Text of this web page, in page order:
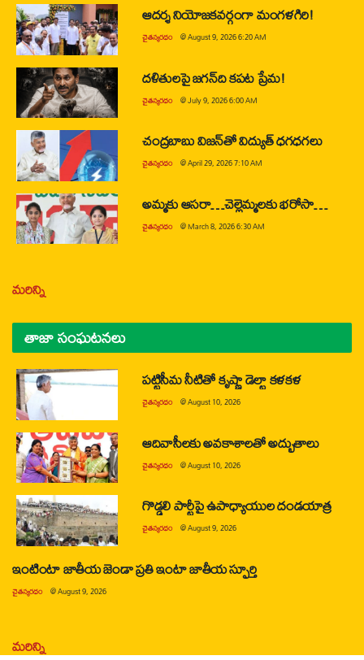
ఆదర్శ నియోజకవర్గంగా మంగళగిరి!
చైతన్యరధం @August 9, 2026 6:20 AM
దళితులపై జగన్‌ది కపట ప్రేమ!
చైతన్యరధం @July 9, 2026 6:00 AM
చంద్రబాబు విజన్‌తో విద్యుత్ ధగధగలు
చైతన్యరధం @April 29, 2026 7:10 AM
అమ్మకు ఆసరా…చెల్లెమ్మలకు భరోసా…
చైతన్యరధం @March 8, 2026 6:30 AM
మరిన్ని
తాజా సంఘటనలు
పట్టిసీమ నీటితో కృష్ణా డెల్టా కళకళ
చైతన్యరధం @August 10, 2026
ఆదివాసీలకు అవకాశాలతో అద్భుతాలు
చైతన్యరధం @August 10, 2026
గొడ్డలి పార్టీపై ఉపాధ్యాయుల దండయాత్ర
చైతన్యరధం @August 9, 2026
ఇంటింటా జాతీయ జెండా ప్రతి ఇంటా జాతీయ స్ఫూర్తి
చైతన్యరధం @August 9, 2026
మరిన్ని